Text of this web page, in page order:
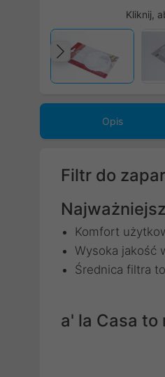
Kliknij,
Poprzedni
Opis
Filtr do
Komfort
Wysoka jakość
Średnica filtra
a' la Casa to